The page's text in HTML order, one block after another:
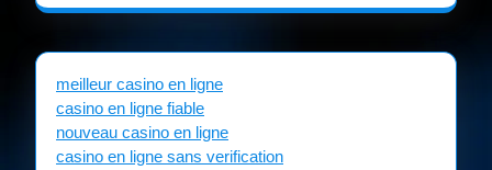
meilleur casino en ligne
casino en ligne fiable
nouveau casino en ligne
casino en ligne sans verification